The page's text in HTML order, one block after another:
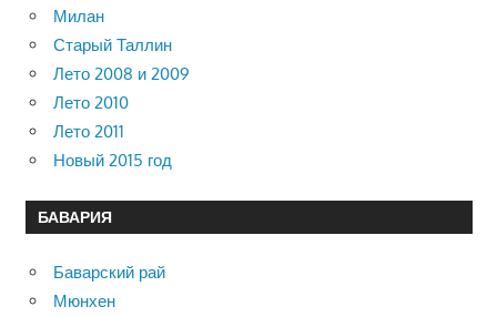
Милан
Старый Таллин
Лето 2008 и 2009
Лето 2010
Лето 2011
Новый 2015 год
БАВАРИЯ
Баварский рай
Мюнхен